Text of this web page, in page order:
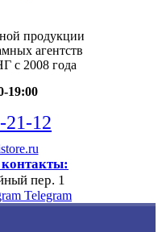
продукции
агентств
с 2008 года
19:00
21-12
пер. 1
Telegram